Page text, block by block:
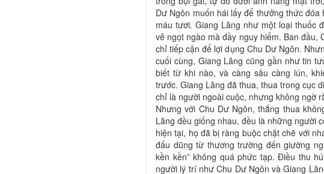
Dư Ngôn muốn hái lấy để thưởng thức
máu tươi. Giang Lăng như một loại thuốc
vẻ ngọt ngào mà đầy nguy hiểm. Ban đầu,
chỉ tiếp cận để lợi dụng Chu Dư Ngôn.
cuối cùng, Giang Lăng cũng gần như tin
biết từ khi nào, và càng sâu càng lún,
trước. Giang Lăng đã thua, thua trong cục
chỉ là người ngoài cuộc, nhưng không ngờ
Nhưng với Chu Dư Ngôn, thắng thua
Lăng đều giống nhau, đều là những người
hiện tại, họ đã bị ràng buộc chặt chẽ với
đấu dũng từ thương trường đến giường
kền kền” không quá phức tạp. Điều thu
người lý trí như Chu Dư Ngôn và Giang